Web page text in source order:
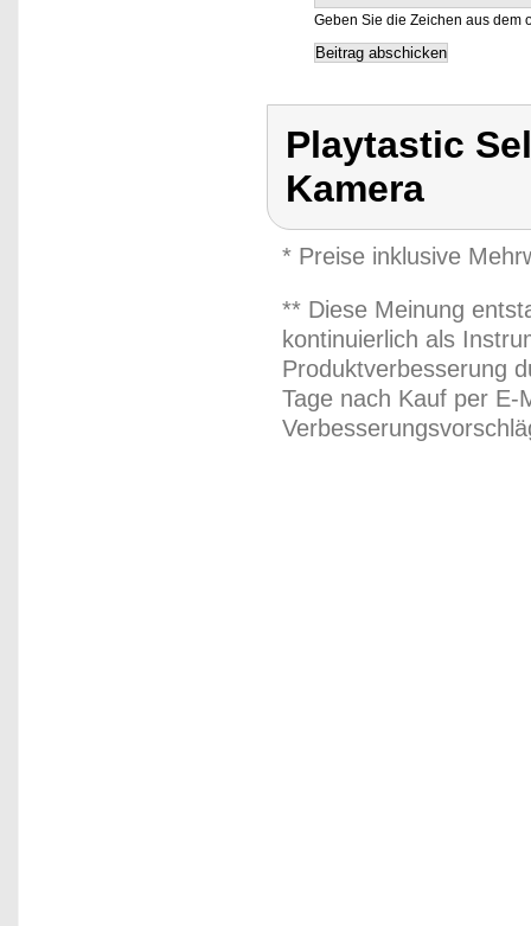
Geben Sie die Zeichen aus dem
Playtastic
Kamera
* Preise inklusive
** Diese Meinung
kontinuierlich als
Produktverbesserung
Tage nach Kauf per E-